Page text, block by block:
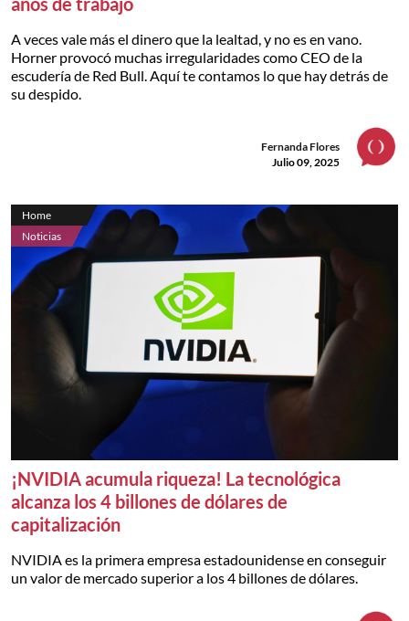
A veces vale más el dinero que la lealtad, y no es en vano.
Horner provocó muchas irregularidades como CEO de la
escudería de Red Bull. Aquí te contamos lo que hay detrás de
su despido.
Fernanda Flores
Julio 09, 2025
Home
Noticias
¡NVIDIA acumula riqueza! La tecnológica
alcanza los 4 billones de dólares de
capitalización
NVIDIA es la primera empresa estadounidense en conseguir
un valor de mercado superior a los 4 billones de dólares.